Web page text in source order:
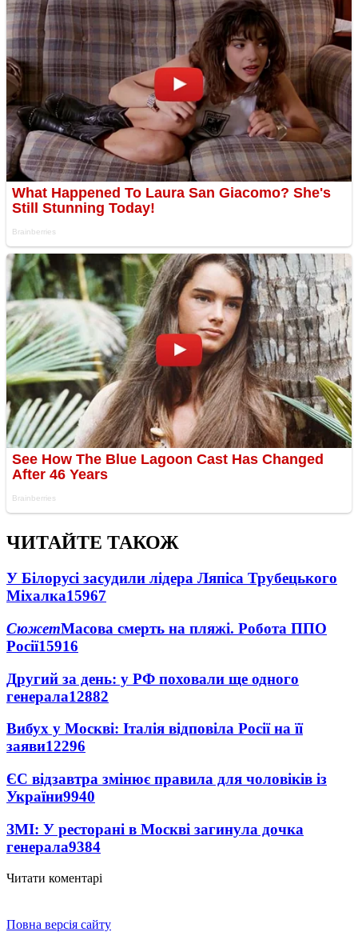
ЧИТАЙТЕ ТАКОЖ
У Білорусі засудили лідера Ляпіса Трубецького
Міхалка15967
СюжетМасова смерть на пляжі. Робота ППО
Росії15916
Другий за день: у РФ поховали ще одного
генерала12882
Вибух у Москві: Італія відповіла Росії на її
заяви12296
ЄС відзавтра змінює правила для чоловіків із
України9940
ЗМІ: У ресторані в Москві загинула дочка
генерала9384
Читати коментарі
Повна версія сайту